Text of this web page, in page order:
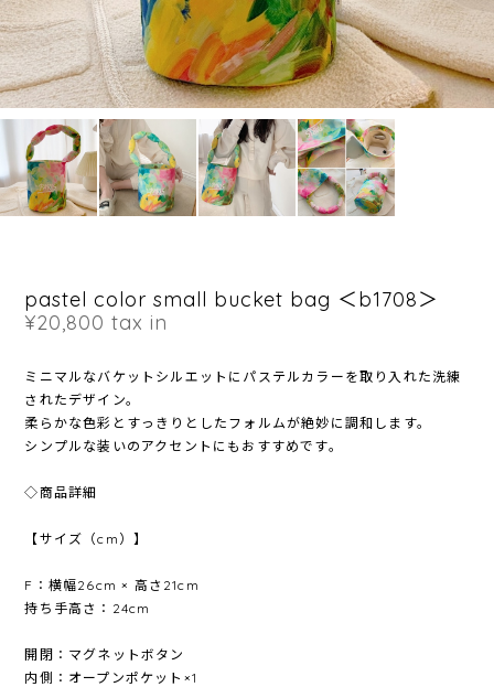
pastel color small bucket bag ＜b1708＞
¥20,800 tax in
ミニマルなバケットシルエットにパステルカラーを取り入れた洗練
されたデザイン。
柔らかな色彩とすっきりとしたフォルムが絶妙に調和します。
シンプルな装いのアクセントにもおすすめです。
◇商品詳細
【サイズ（cm）】
F：横幅26cm × 高さ21cm
持ち手高さ：24cm
開閉：マグネットボタン
内側：オープンポケット×1